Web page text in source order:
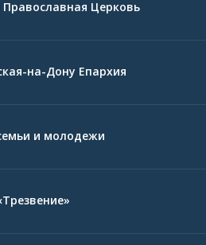
Православная Церковь
на-Дону Епархия
и молодежи